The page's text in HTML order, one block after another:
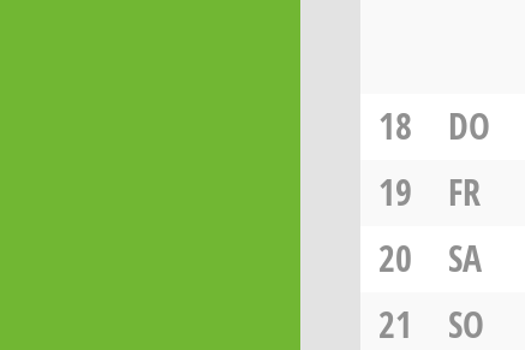
18
DO
19
FR
20
SA
21
SO